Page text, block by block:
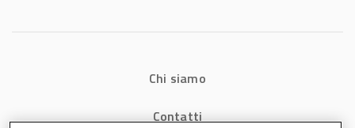
Chi siamo
Contatti